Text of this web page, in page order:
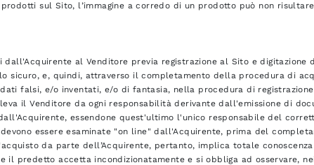
sul Sito, l’immagine a corredo di un prodotto può non
al Venditore previa registrazione al Sito e digitazione
sicuro, e, quindi, attraverso il completamento della procedura di
falsi, e/o inventati, e/o di fantasia, nella procedura di
il Venditore da ogni responsabilità derivante dall'emissione di
essendone quest'ultimo l'unico responsabile del
essere esaminate "on line" dall'Acquirente, prima del
da parte dell’Acquirente, pertanto, implica totale
il predetto accetta incondizionatamente e si obbliga ad osservare,